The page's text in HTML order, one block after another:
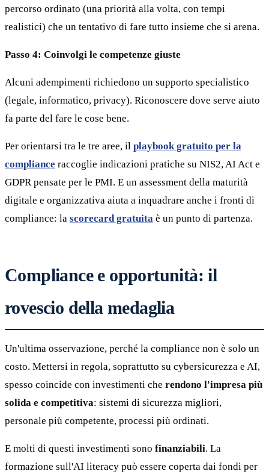
percorso ordinato (una priorità alla volta, con tempi
realistici) che un tentativo di fare tutto insieme che si arena.
Passo 4: Coinvolgi le competenze giuste
Alcuni adempimenti richiedono un supporto specialistico
(legale, informatico, privacy). Riconoscere dove serve aiuto
fa parte del fare le cose bene.
Per orientarsi tra le tre aree, il playbook gratuito per la
compliance raccoglie indicazioni pratiche su NIS2, AI Act e
GDPR pensate per le PMI. E un assessment della maturità
digitale e organizzativa aiuta a inquadrare anche i fronti di
compliance: la scorecard gratuita è un punto di partenza.
Compliance e opportunità: il
rovescio della medaglia
Un'ultima osservazione, perché la compliance non è solo un
costo. Mettersi in regola, soprattutto su cybersicurezza e AI,
spesso coincide con investimenti che rendono l'impresa più
solida e competitiva: sistemi di sicurezza migliori,
personale più competente, processi più ordinati.
E molti di questi investimenti sono finanziabili. La
formazione sull'AI literacy può essere coperta dai fondi per